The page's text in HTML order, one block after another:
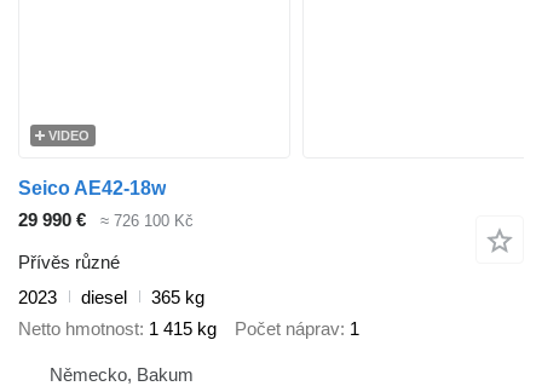
VIDEO
Seico AE42-18w
29 990 €
≈ 726 100 Kč
Přívěs různé
2023
diesel
365 kg
Netto hmotnost 1 415 kg Počet náprav 1
Německo, Bakum